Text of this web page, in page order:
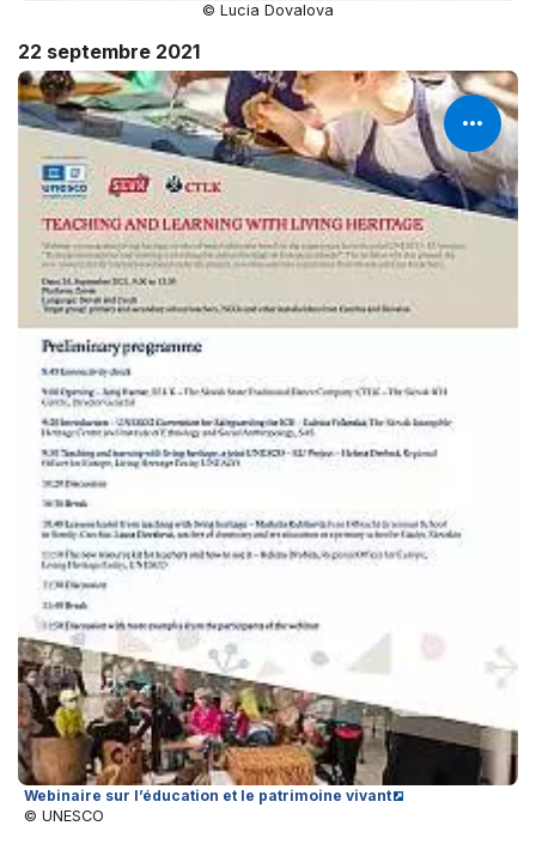
© Lucia Dovalova
22 septembre 2021
Webinaire sur l’éducation et le patrimoine vivant
© UNESCO